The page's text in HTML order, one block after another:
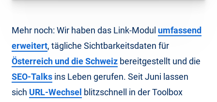
Mehr noch: Wir haben das Link-Modul umfassend
erweitert, tägliche Sichtbarkeitsdaten für
Österreich und die Schweiz bereitgestellt und die
SEO-Talks ins Leben gerufen. Seit Juni lassen
sich URL-Wechsel blitzschnell in der Toolbox